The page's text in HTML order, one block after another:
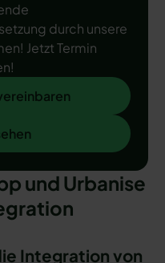
durch unsere
Jetzt Termin
und Urbanise
Integration von